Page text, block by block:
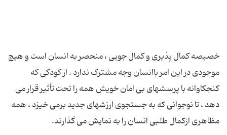
خصیصه کمال پذیری و کمال جویی ، منحصر به انسان است و هیچ
موجودی در این امر باانسان وجه مشترک ندارد . از کودکی که
کنجکاوانه با پرسشهای بی امان خویش همه را تحت تأثیر قرار می
دهد ، تا نوجوانی که به جستجوی ارزشهای جدید برمی خیزد ، همه